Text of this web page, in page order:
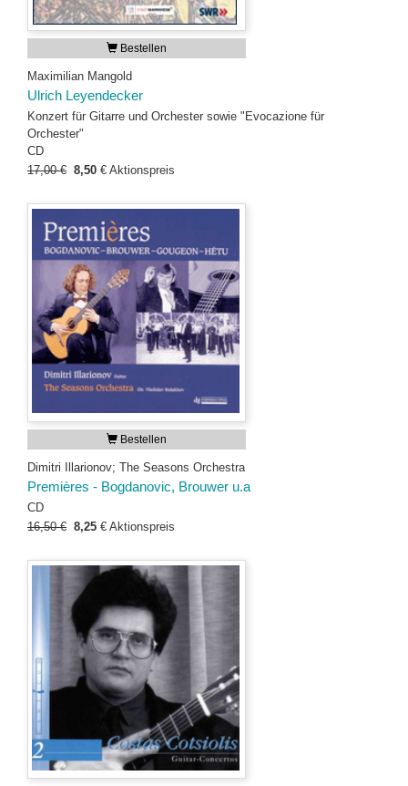
Bestellen
Maximilian Mangold
Ulrich Leyendecker
Konzert für Gitarre und Orchester sowie "Evocazione für
Orchester"
CD
17,00 € 8,50 € Aktionspreis
Bestellen
Dimitri Illarionov; The Seasons Orchestra
Premières - Bogdanovic, Brouwer u.a
CD
16,50 € 8,25 € Aktionspreis